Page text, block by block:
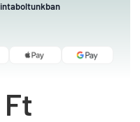
Ft